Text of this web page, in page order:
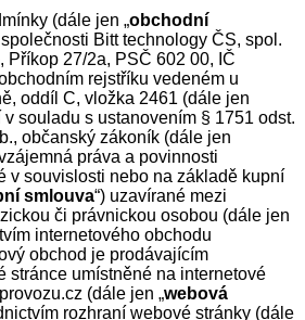
(dále jen „obchodní
Bitt technology ČS, spol.
Příkop 27/2a, PSČ 602 00, IČ
rejstříku vedeném u
oddíl C, vložka 2461 (dále jen
v souladu s ustanovením § 1751 odst.
občanský zákoník (dále jen
práva a povinnosti
v souvislosti nebo na základě kupní
smlouva“) uzavírané mezi
či právnickou osobou (dále jen
internetového obchodu
obchod je prodávajícím
stránce umístněné na internetové
(dále jen „webová
rozhraní webové stránky (dále